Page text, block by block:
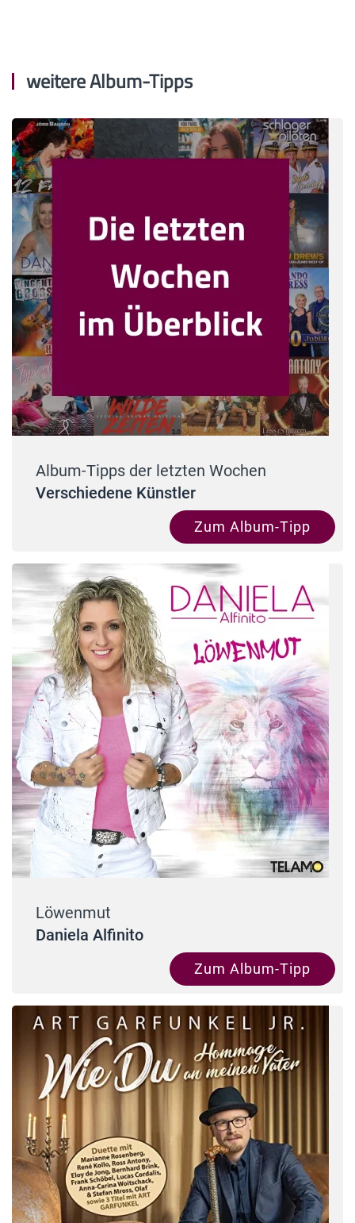
weitere Album-Tipps
Album-Tipps der letzten Wochen
Verschiedene Künstler
Zum Album-Tipp
Löwenmut
Daniela Alfinito
Zum Album-Tipp